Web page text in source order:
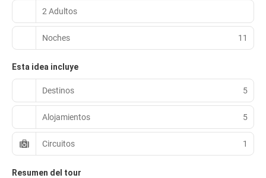
2 Adultos
Noches 11
Esta idea incluye
Destinos 5
Alojamientos 5
Circuitos 1
Resumen del tour